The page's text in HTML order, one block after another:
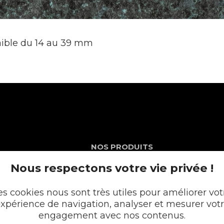
Nous respectons votre vie privée !
cookies nous sont très utiles pour améliorer
de navigation, analyser et mesurer
engagement avec nos contenus.
du 14 au 39 mm
NOS PRODUITS
Plans en Stratifié
Crédences
Cuves
Portes et façades
Chargeur intégré